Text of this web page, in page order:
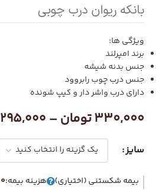
بانکه ریوان درب چوبی
ویژگی ها:
برند امپرلند
جنس بدنه شیشه
جنس درب چوب رابروود
دارای درب واشر دار و کیپ شونده
330,000تومان–
295,000
سایز
بیمه شکستنی (اختیاری) هزینه بیمه:0 تومان